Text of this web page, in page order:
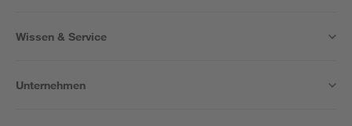
Wissen & Service
Unternehmen